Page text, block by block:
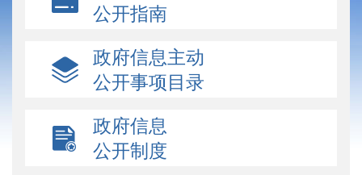
公开指南
政府信息主动
公开事项目录
政府信息
公开制度